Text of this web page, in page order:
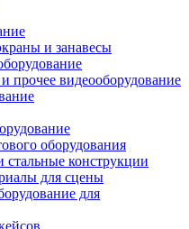
и занавесы
прочее видеооборудование
оборудования
конструкции
для сцены
для